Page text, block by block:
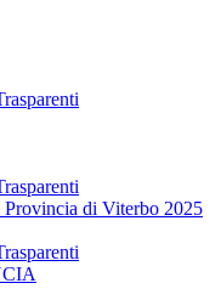
Provincia di Viterbo 2025